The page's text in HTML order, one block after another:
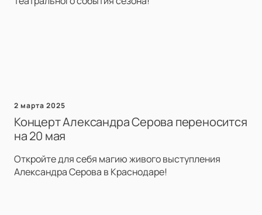
2 марта 2025
Концерт Александра Серова переносится
на 20 мая
Откройте для себя магию живого выступления
Александра Серова в Краснодаре!